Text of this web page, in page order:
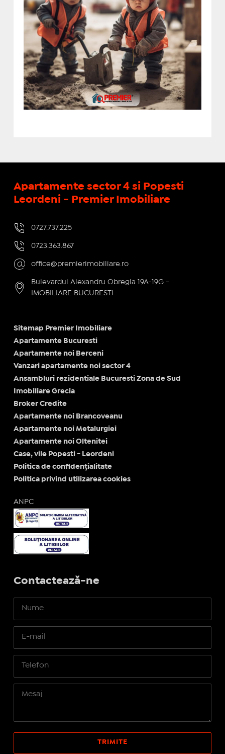
Apartamente sector 4 si Popesti
Leordeni - Premier Imobiliare
0727.737.225
0723.363.867
office@premierimobiliare.ro
Bulevardul Alexandru Obregia 19A-19G -
IMOBILIARE BUCURESTI
Sitemap Premier Imobiliare
Apartamente Bucuresti
Apartamente noi Berceni
Vanzari apartamente noi sector 4
Ansambluri rezidentiale Bucuresti Zona de Sud
Imobiliare Grecia
Broker Credite
Apartamente noi Brancoveanu
Apartamente noi Metalurgiei
Apartamente noi Oltenitei
Case, vile Popesti - Leordeni
Politica de confidențialitate
Politica privind utilizarea cookies
ANPC
Contactează-ne